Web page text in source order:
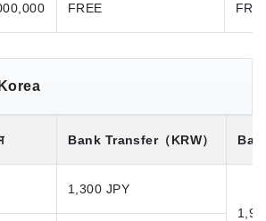
FREE
Bank Transfer（KRW）
1,300 JPY